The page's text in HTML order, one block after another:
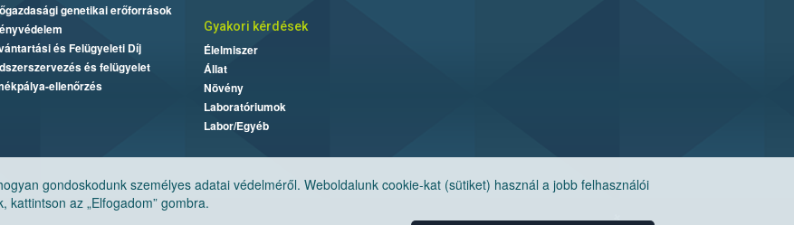
gondoskodunk személyes adatai védelméről. Weboldalunk cookie-kat (sütiket) használ a jobb felhasználói
az „Elfogadom” gombra.
genetikai erőforrások
és Felügyeleti Díj
és felügyelet
ellenőrzés
Gyakori kérdések
Élelmiszer
Állat
Növény
Laboratóriumok
Labor/Egyéb